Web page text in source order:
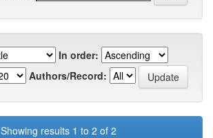
In order:
Authors/Record:
Showing results 1 to 2 of 2